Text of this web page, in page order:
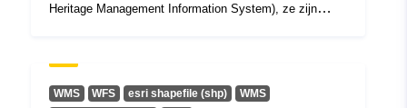
Heritage Management Information System), ze zijn
7.3.1.3
WMS WFS esri shapefile (shp)
WMS